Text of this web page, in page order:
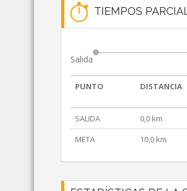
TIEMPOS
Salida
PUNTO DISTANCIA
SALIDA 0,0 km
META
10,0 km